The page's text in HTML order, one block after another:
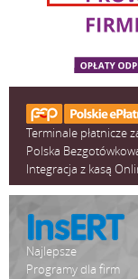
Terminale płatnicze
Polska
Integracja z kasą
Najlepsze
Programy dla firm